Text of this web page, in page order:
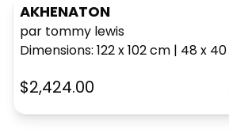
AKHENATON
par tommy lewis
Dimensions: 122 x 102cm | 48 x 40
$2,424.00